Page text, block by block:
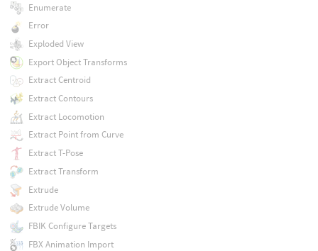
Enumerate
Error
Exploded View
Export Object Transforms
Extract Centroid
Extract Contours
Extract Locomotion
Extract Point from Curve
Extract T-Pose
Extract Transform
Extrude
Extrude Volume
FBIK Configure Targets
FBX Animation Import